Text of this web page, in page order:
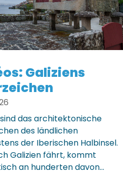
Galiziens
das architektonische
des ländlichen
der Iberischen Halbinsel.
Galizien fährt, kommt
an hunderten davon…